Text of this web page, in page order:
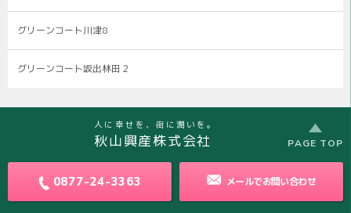
グリーンコート川津8
グリーンコート坂出林田２
人に幸せを、街に潤いを。
秋山興産株式会社
0877-24-3363 メールでお問い合わせ
PAGE TOP